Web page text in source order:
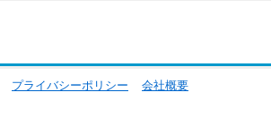
プライバシーポリシー 会社概要